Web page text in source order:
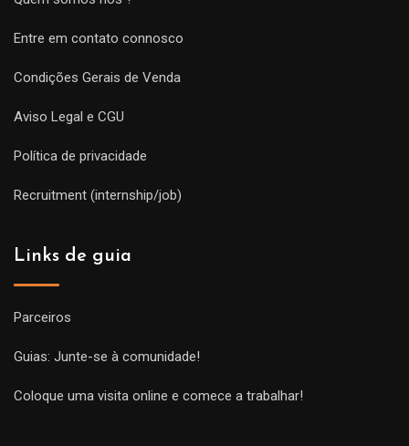
Entre em contato connosco
Condições Gerais de Venda
Aviso Legal e CGU
Política de privacidade
Recruitment (internship/job)
Links de guia
Parceiros
Guias: Junte-se à comunidade!
Coloque uma visita online e comece a trabalhar!